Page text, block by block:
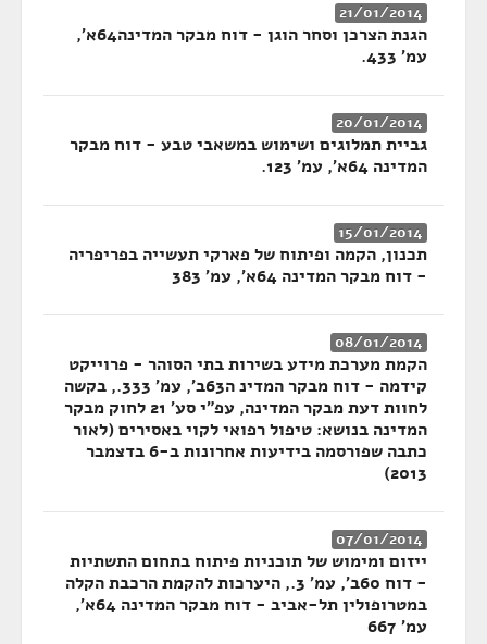
21/01/2014
הגנת הצרכן וסחר הוגן - דוח מבקר המדינה64א',
עמ' 433.
20/01/2014
גביית תמלוגים ושימוש במשאבי טבע - דוח מבקר
המדינה 64א', עמ' 123.
15/01/2014
תכנון, הקמה ופיתוח של פארקי תעשייה בפריפריה
- דוח מבקר המדינה 64א', עמ' 383
08/01/2014
הקמת מערכת מידע בשירות בתי הסוהר - פרוייקט
קידמה - דוח מבקר המדינ ה63ב', עמ' 333., בקשה
לחוות דעת מבקר המדינה, עפ"י סע' 21 לחוק מבקר
המדינה בנושא: טיפול רפואי לקוי באסירים (לאור
כתבה שפורסמה בידיעות אחרונות ב-6 בדצמבר
2013)
07/01/2014
ייזום ומימוש של תוכניות פיתוח בתחום התשתיות
- דוח 60ב', עמ' 3., היערכות להקמת הרכבת הקלה
במטרופולין תל-אביב - דוח מבקר המדינה 64א',
עמ' 667